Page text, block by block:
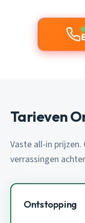
Tarieven
Vaste all-in
verrassingen
Ontstopping